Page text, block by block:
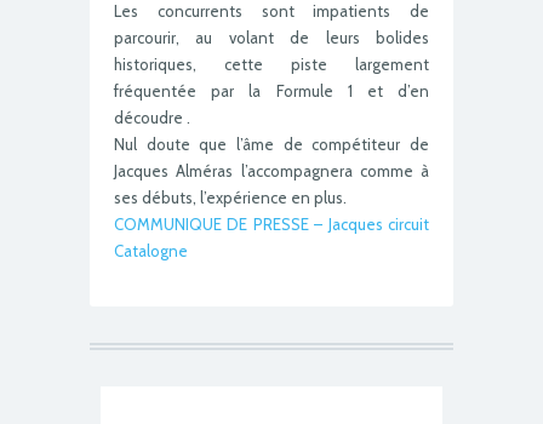
Les concurrents sont impatients de
parcourir, au volant de leurs bolides
historiques, cette piste largement
fréquentée par la Formule 1 et d’en
découdre .
Nul doute que l’âme de compétiteur de
Jacques Alméras l’accompagnera comme à
ses débuts, l’expérience en plus.
COMMUNIQUE DE PRESSE – Jacques circuit
Catalogne